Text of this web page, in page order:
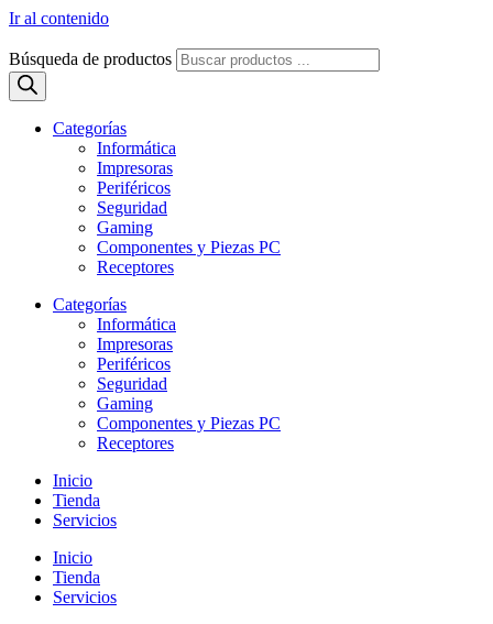
Ir al contenido
Búsqueda de productos
Categorías
Informática
Impresoras
Periféricos
Seguridad
Gaming
Componentes y Piezas PC
Receptores
Categorías
Informática
Impresoras
Periféricos
Seguridad
Gaming
Componentes y Piezas PC
Receptores
Inicio
Tienda
Servicios
Inicio
Tienda
Servicios